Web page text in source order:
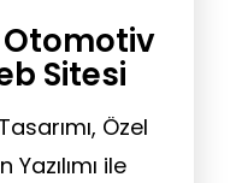
Sitesi
Özel
Yazılımı ile